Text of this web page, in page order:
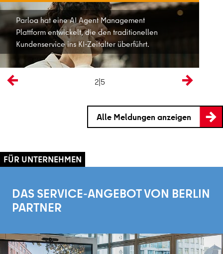
Im ersten Halbjahr 2026 verzeichnet Berlin
Partner Investitionen in den Standort Berlin
von 1,4 Milliarden Euro.
2|5
Alle Meldungen anzeigen
DAS SERVICE-ANGEBOT VON BERLIN
PARTNER